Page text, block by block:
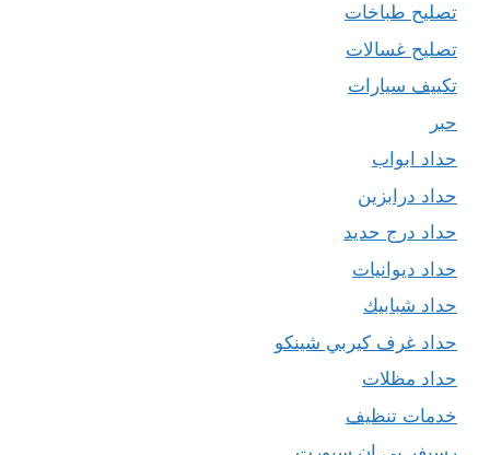
تصليح طباخات
تصليح غسالات
تكييف سيارات
حبر
حداد ابواب
حداد درابزين
حداد درج حديد
حداد ديوانيات
حداد شبابيك
حداد غرف كيربي شينكو
حداد مظلات
خدمات تنظيف